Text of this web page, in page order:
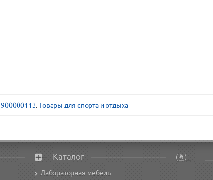
900000113,Товары для спорта и отдыха
Каталог
Лабораторная мебель